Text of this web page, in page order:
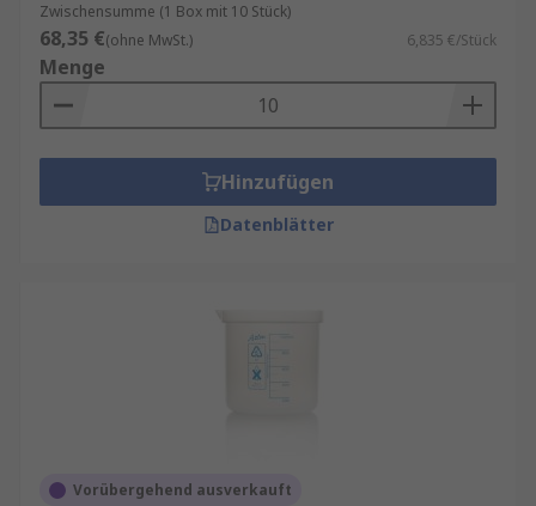
Zwischensumme (1 Box mit 10 Stück)
68,35 €(ohne MwSt.) 6,835 €/Stück
Menge
Hinzufügen
Datenblätter
Vorübergehend ausverkauft